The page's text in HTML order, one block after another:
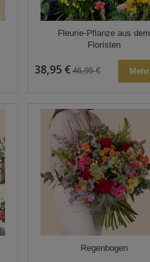
Fleurie-Pflanze aus dem
Floristen
38,95 € 46,95 € Mehr
Regenbogen